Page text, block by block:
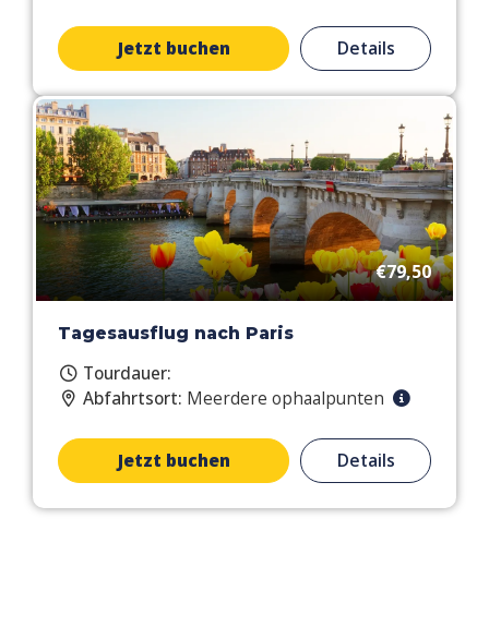
Jetzt buchen Details
€79,50
Tagesausflug nach Paris
Tourdauer:
Abfahrtsort: Meerdere ophaalpunten
Jetzt buchen Details